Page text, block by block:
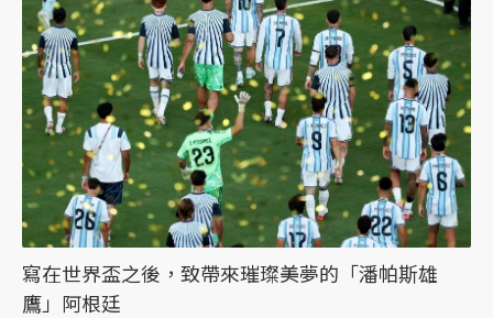
寫在世界盃之後，致帶來璀璨美夢的「潘帕斯雄
鷹」阿根廷